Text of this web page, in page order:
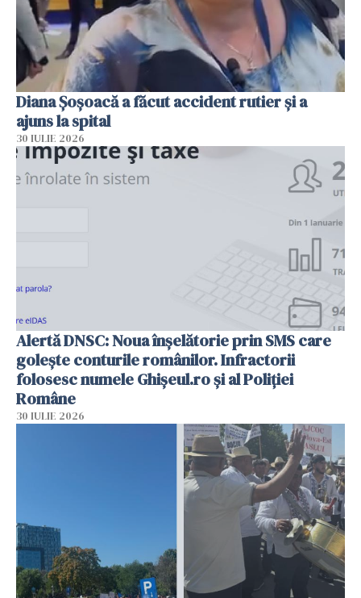
Diana Șoșoacă a făcut accident rutier și a
ajuns la spital
30 IULIE 2026
Alertă DNSC: Noua înșelătorie prin SMS care
golește conturile românilor. Infractorii
folosesc numele Ghișeul.ro și al Poliției
Române
30 IULIE 2026